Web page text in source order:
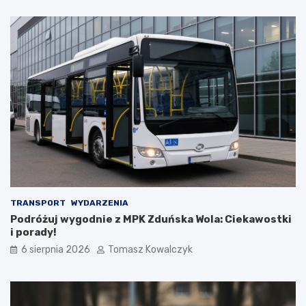
t
y
s
t
ó
w
!
n
z
b
i
o
r
n
i
d
o
2
0
2
r
TRANSPORT WYDARZENIA
Podróżuj wygodnie z MPK Zduńska Wola: Ciekawostki
i porady!
6 sierpnia 2026 Tomasz Kowalczyk